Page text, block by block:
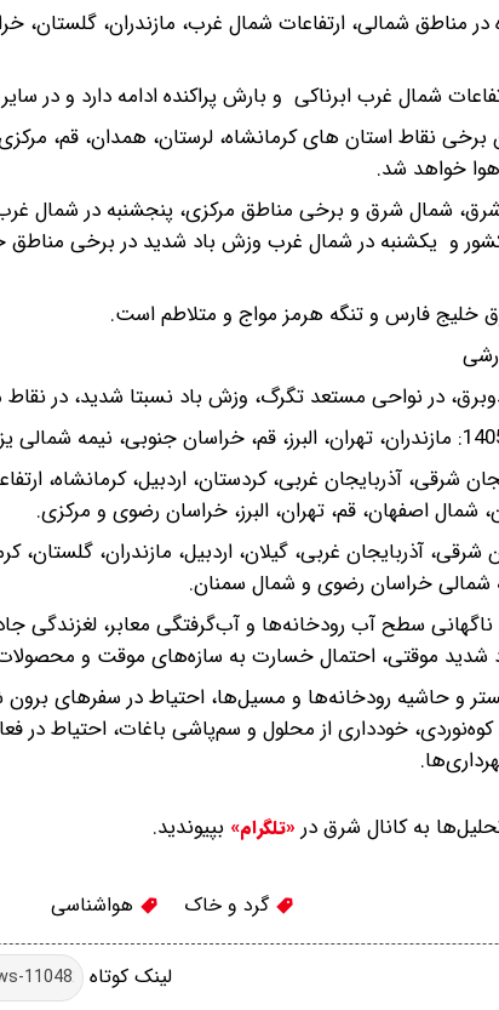
در مناطق شمالی، ارتفاعات شمال غرب، مازندران،
شمال غرب ابرناکی و بارش پراکنده ادامه دارد و در
نقاط استان های کرمانشاه، لرستان، همدان، قم،
خواهد شد.
شمال شرق و برخی مناطق مرکزی، پنجشنبه در شمال
کشور و یکشنبه در شمال غرب وزش باد شدید در برخی
خلیج فارس و تنگه هرمز مواج و متلاطم است.
در نواحی مستعد تگرگ، وزش باد نسبتا شدید، در
02/31: آذربایجان شرقی، آذربایجان غربی، کردستان، اردبیل،
شمال اصفهان، قم، تهران، البرز، خراسان رضوی و مرکزی.
01: آذربایجان شرقی، آذربایجان غربی، گیلان، اردبیل، مازندران،
شمالی خراسان رضوی و شمال سمنان.
ناگهانی سطح آب رودخانه‌ها و آب‌گرفتگی معابر، لغزندگی
موقتی، احتمال خسارت به سازه‌های موقت و محصولات
و حاشیه رودخانه‌ها و مسیل‌ها، احتیاط در سفرهای
خودداری از محلول و سم‌پاشی باغات، احتیاط در
به کانال شرق در «تلگرام» بپیوندید.
گرد و خاک هواشناسی
لینک کوتاه